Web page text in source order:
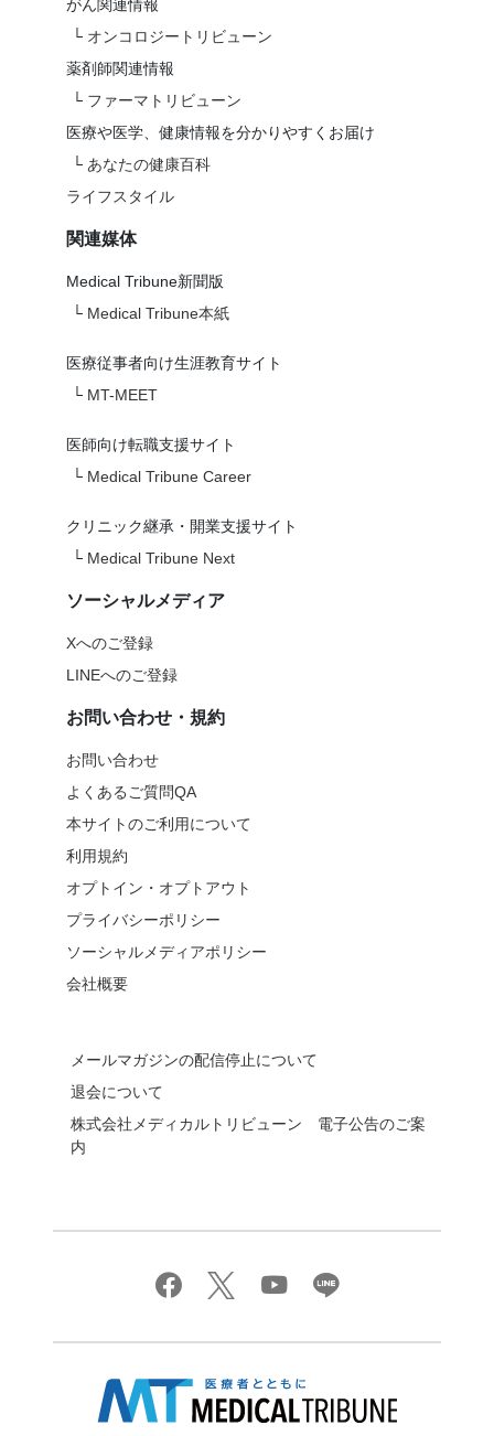
がん関連情報
└ オンコロジートリビューン
薬剤師関連情報
└ ファーマトリビューン
医療や医学、健康情報を分かりやすくお届け
└ あなたの健康百科
ライフスタイル
関連媒体
Medical Tribune新聞版
└ Medical Tribune本紙
医療従事者向け生涯教育サイト
└ MT-MEET
医師向け転職支援サイト
└ Medical Tribune Career
クリニック継承・開業支援サイト
└ Medical Tribune Next
ソーシャルメディア
Xへのご登録
LINEへのご登録
お問い合わせ・規約
お問い合わせ
よくあるご質問QA
本サイトのご利用について
利用規約
オプトイン・オプトアウト
プライバシーポリシー
ソーシャルメディアポリシー
会社概要
メールマガジンの配信停止について
退会について
株式会社メディカルトリビューン 電子公告のご案
内